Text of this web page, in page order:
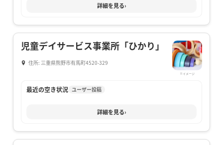
詳細を見る›
児童デイサービス事業所「ひかり」
住所: 三重県熊野市有馬町4520-329
※イメージ
最近の空き状況 ユーザー投稿
詳細を見る›